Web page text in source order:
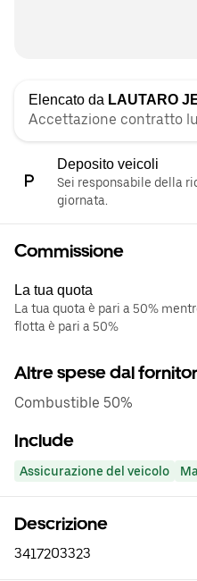
Elencato da LAUTARO
Accettazione contratto
Deposito veicoli
Sei responsabile della
giornata.
Commissione
La tua quota
La tua quota è pari a 50%
flotta è pari a 50%
Altre spese dal
Combustible 50%
Include
Assicurazione del veicolo
Descrizione
3417203323